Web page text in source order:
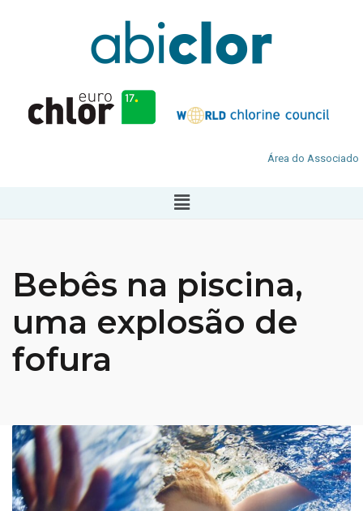
Área do Associado
Bebês na piscina,
uma explosão de
fofura